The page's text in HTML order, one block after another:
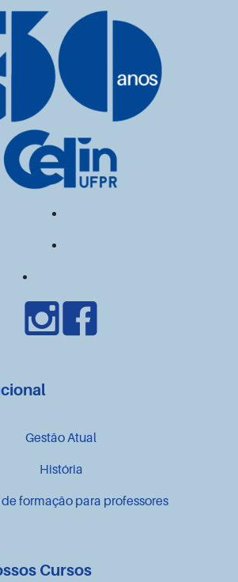
Gestão Atual
História
formação para professores
Cursos